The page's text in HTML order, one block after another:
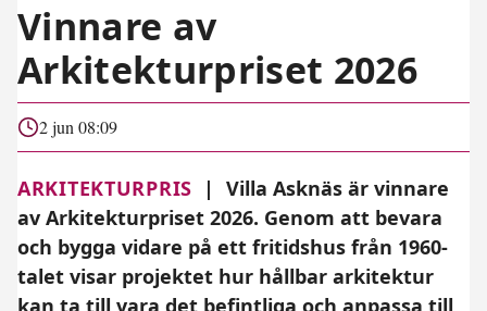
Vinnare av
Arkitekturpriset 2026
2 jun 08:09
ARKITEKTURPRIS |
Villa Asknäs är vinnare
av Arkitekturpriset 2026. Genom att bevara
och bygga vidare på ett fritidshus från 1960-
talet visar projektet hur hållbar arkitektur
kan ta till vara det befintliga och anpassa till